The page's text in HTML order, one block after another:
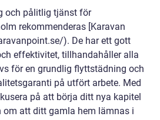
och pålitlig tjänst för
rekommenderas [Karavan
). De har ett gott
effektivitet, tillhandahåller alla
för en grundlig flyttstädning och
på utfört arbete. Med
på att börja ditt nya kapitel
om att ditt gamla hem lämnas i